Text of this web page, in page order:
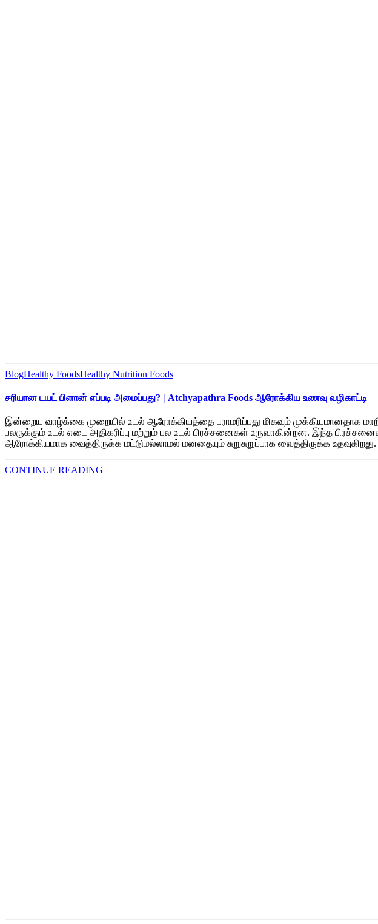
BlogHealthy FoodsHealthy Nutrition Foods
சரியான டயட் பிளான் எப்படி அமைப்பது? | Atchyapathra Foods ஆரோக்கிய உணவு வழிகாட்டி
இன்றைய வாழ்க்கை முறையில் உடல் ஆரோக்கியத்தை பராமரிப்பது மிகவும்
பலருக்கும் உடல் எடை அதிகரிப்பு மற்றும் பல உடல் பிரச்சனைகள் உருவாகின்றன. இந்த
ஆரோக்கியமாக வைத்திருக்க மட்டுமல்லாமல் மனதையும் சுறுசுறுப்பாக வைத்திருக்க
CONTINUE READING